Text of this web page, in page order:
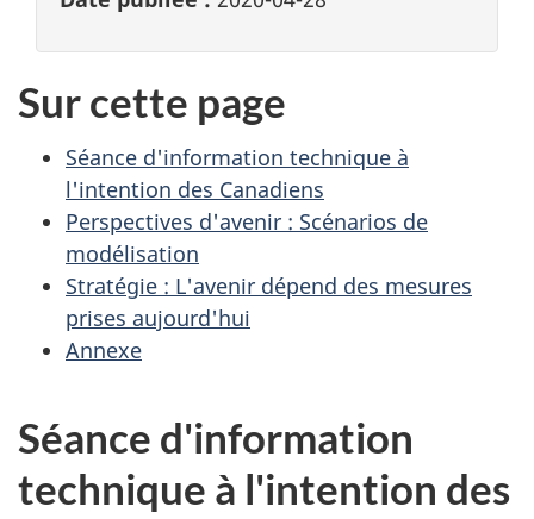
Sur cette page
Séance d'information technique à
l'intention des Canadiens
Perspectives d'avenir : Scénarios de
modélisation
Stratégie : L'avenir dépend des mesures
prises aujourd'hui
Annexe
Séance d'information
technique à l'intention des